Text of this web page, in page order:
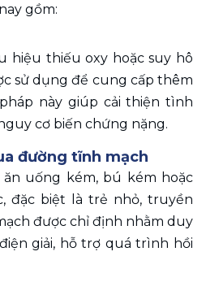
gồm:
hiệu thiếu oxy hoặc suy hô
sử dụng để cung cấp thêm
này giúp cải thiện tình
cơ biến chứng nặng.
đường tĩnh mạch
uống kém, bú kém hoặc
đặc biệt là trẻ nhỏ, truyền
được chỉ định nhằm duy
giải, hỗ trợ quá trình hồi